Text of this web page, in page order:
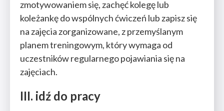
zmotywowaniem się, zachęć kolegę lub
koleżankę do wspólnych ćwiczeń lub zapisz się
na zajęcia zorganizowane, z przemyślanym
planem treningowym, który wymaga od
uczestników regularnego pojawiania się na
zajęciach.
III. idź do pracy